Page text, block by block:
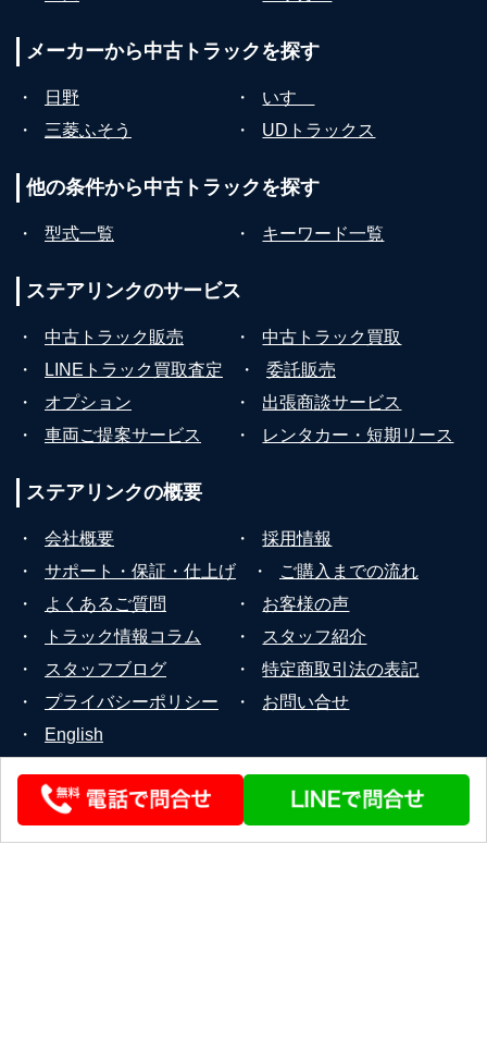
メーカーから中古トラックを探す
・ 日野 ・
いすゞ
・
三菱ふそう ・ UDトラックス
他の条件から中古トラックを探す
・ 型式一覧 ・ キーワード一覧
ステアリンクのサービス
・ 中古トラック販売 ・
中古トラック買取
・
LINEトラック買取査定 ・
委託販売
・
オプション ・
出張商談サービス
・
車両ご提案サービス ・ レンタカー・短期リース
ステアリンクの概要
・ 会社概要 ・
採用情報
・
サポート・保証・仕上げ ・
ご購入までの流れ
・
よくあるご質問 ・
お客様の声
・
トラック情報コラム ・
スタッフ紹介
・
スタッフブログ ・
特定商取引法の表記
・
プライバシーポリシー ・
お問い合せ
・
English
© 2026 STEERLINK Co.,Ltd